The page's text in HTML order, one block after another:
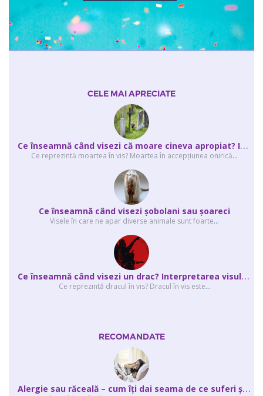
CELE MAI APRECIATE
C
e înseamnă când visezi că moare cineva apropiat? Interpretarea visului în ...
Ce reprezintă moartea în vis? Moartea în accepţiunea onirică...
Ce înseamnă când visezi şobolani sau şoareci
Visele în care ne apar diverse animale sunt foarte...
C
e înseamnă când visezi un drac? Interpretarea visului în care apar unul sau...
Ce reprezintă dracul în vis? Dracul în vis este...
RECOMANDATE
A
lergie sau răceală – cum îţi dai seama de ce suferi și de ce conteaz...